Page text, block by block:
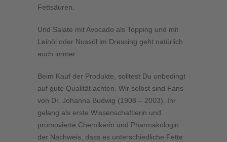
Fettsäuren.
Und Salate mit Avocado als Topping und mit
Leinöl oder Nussöl im Dressing geht natürlich
auch immer.
Beim Kauf der Produkte, solltest Du unbedingt
auf gute Qualität achten. Wir selbst sind Fans
von Dr. Johanna Budwig (1908 – 2003). Ihr
gelang als erste Wissenschaftlerin und
promovierte Chemikerin und Pharmakologin
der Nachweis, dass es unterschiedliche Fette